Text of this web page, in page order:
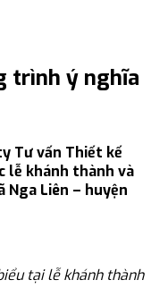
trình ý nghĩa
Tư vấn Thiết kế
lễ khánh thành và
Liên – huyện
tại lễ khánh thành